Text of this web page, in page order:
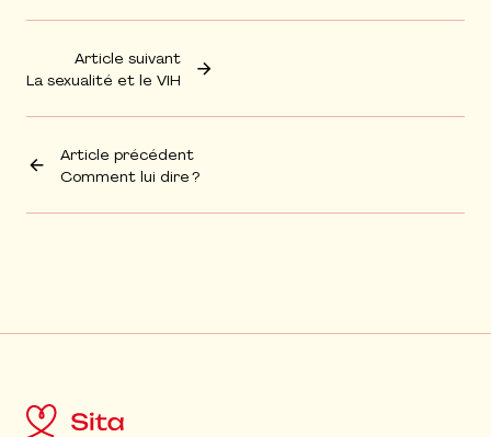
Article précédent
Comment lui dire ?
Article suivant
La sexualité et le VIH